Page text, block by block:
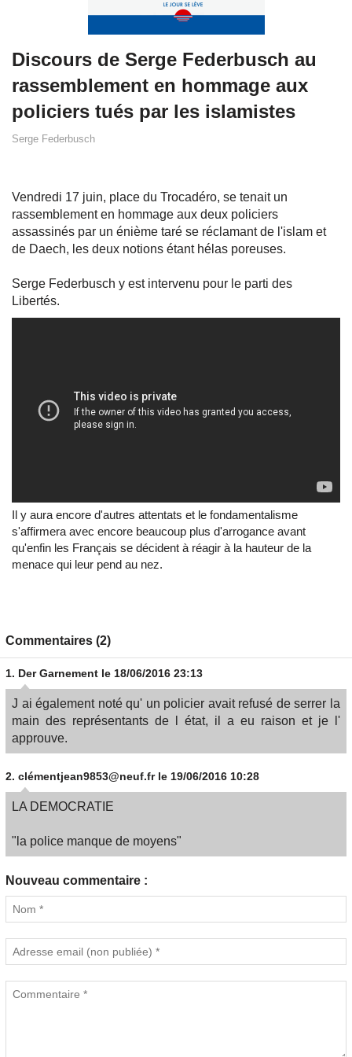
Discours de Serge Federbusch au
rassemblement en hommage aux
policiers tués par les islamistes
Serge Federbusch
Vendredi 17 juin, place du Trocadéro, se tenait un
rassemblement en hommage aux deux policiers
assassinés par un énième taré se réclamant de l'islam et
de Daech, les deux notions étant hélas poreuses.
Serge Federbusch y est intervenu pour le parti des
Libertés.
Il y aura encore d'autres attentats et le fondamentalisme
s'affirmera avec encore beaucoup plus d'arrogance avant
qu'enfin les Français se décident à réagir à la hauteur de la
menace qui leur pend au nez.
Commentaires (2)
1. Der Garnement le 18/06/2016 23:13
J ai également noté qu' un policier avait refusé de serrer la
main des représentants de l état, il a eu raison et je l'
approuve.
2. clémentjean9853@neuf.fr le 19/06/2016 10:28
LA DEMOCRATIE
"la police manque de moyens"
Nouveau commentaire :